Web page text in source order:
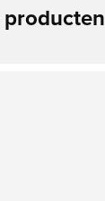
producten